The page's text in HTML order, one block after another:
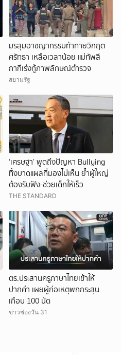
มรสุมอาชญากรรมท้าทายวิกฤต
ศรัทธา เหลือเวลาน้อย แม่ทัพสี
กากีเร่งกู้ภาพลักษณ์ตำรวจ
สยามรัฐ
‘เศรษฐา’ พูดถึงปัญหา Bullying
ทิ้งบาดแผลที่มองไม่เห็น ย้ำผู้ใหญ่
ต้องรับฟัง-ช่วยเด็กให้เร็ว
THE STANDARD
ตร.ประสานครูภาษาไทยเข้าให้
ปากคำ เผยผู้ก่อเหตุพกกระสุน
เกือบ 100 นัด
ข่าวช่องวัน 31